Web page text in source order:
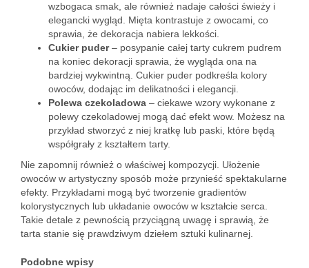
wzbogaca smak, ale również nadaje całości świeży i
elegancki wygląd. Mięta kontrastuje z owocami, co
sprawia, że dekoracja nabiera lekkości.
Cukier puder– posypanie całej tarty cukrem pudrem
na koniec dekoracji sprawia, że wygląda ona na
bardziej wykwintną. Cukier puder podkreśla kolory
owoców, dodając im delikatności i elegancji.
Polewa czekoladowa – ciekawe wzory wykonane z
polewy czekoladowej mogą dać efekt wow. Możesz na
przykład stworzyć z niej kratkę lub paski, które będą
współgrały z kształtem tarty.
Nie zapomnij również o właściwej kompozycji. Ułożenie
owoców w artystyczny sposób może przynieść spektakularne
efekty. Przykładami mogą być tworzenie gradientów
kolorystycznych lub układanie owoców w kształcie serca.
Takie detale z pewnością przyciągną uwagę i sprawią, że
tarta stanie się prawdziwym dziełem sztuki kulinarnej.
Podobne wpisy